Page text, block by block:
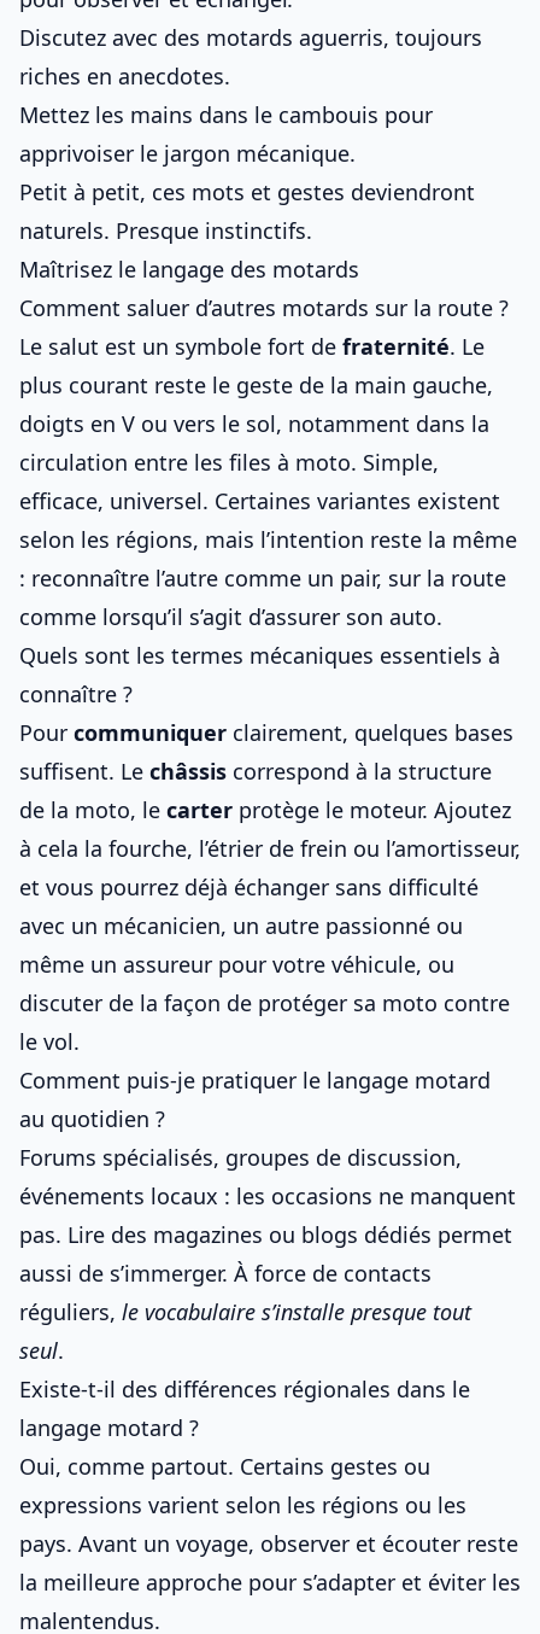
Discutez avec des motards aguerris, toujours
riches en anecdotes.
Mettez les mains dans le cambouis pour
apprivoiser le jargon mécanique.
Petit à petit, ces mots et gestes deviendront
naturels. Presque instinctifs.
Maîtrisez le langage des motards
Comment saluer d’autres motards sur la route ?
Le salut est un symbole fort de fraternité. Le
plus courant reste le geste de la main gauche,
doigts en V ou vers le sol, notamment dans la
circulation entre les files à moto. Simple,
efficace, universel. Certaines variantes existent
selon les régions, mais l’intention reste la même
: reconnaître l’autre comme un pair, sur la route
comme lorsqu’il s’agit d’assurer son auto.
Quels sont les termes mécaniques essentiels à
connaître ?
Pour communiquer clairement, quelques bases
suffisent. Le châssis correspond à la structure
de la moto, le carter protège le moteur. Ajoutez
à cela la fourche, l’étrier de frein ou l’amortisseur,
et vous pourrez déjà échanger sans difficulté
avec un mécanicien, un autre passionné ou
même un assureur pour votre véhicule, ou
discuter de la façon de protéger sa moto contre
le vol.
Comment puis-je pratiquer le langage motard
au quotidien ?
Forums spécialisés, groupes de discussion,
événements locaux : les occasions ne manquent
pas. Lire des magazines ou blogs dédiés permet
aussi de s’immerger. À force de contacts
réguliers, le vocabulaire s’installe presque tout
seul.
Existe-t-il des différences régionales dans le
langage motard ?
Oui, comme partout. Certains gestes ou
expressions varient selon les régions ou les
pays. Avant un voyage, observer et écouter reste
la meilleure approche pour s’adapter et éviter les
malentendus.